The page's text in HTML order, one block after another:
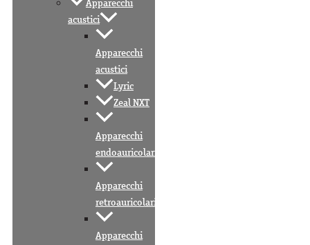
Apparecchi
acustici
Apparecchi
acustici
Lyric
Zeal NXT
Apparecchi
endoauricolari
Apparecchi
retroauricolari
Apparecchi